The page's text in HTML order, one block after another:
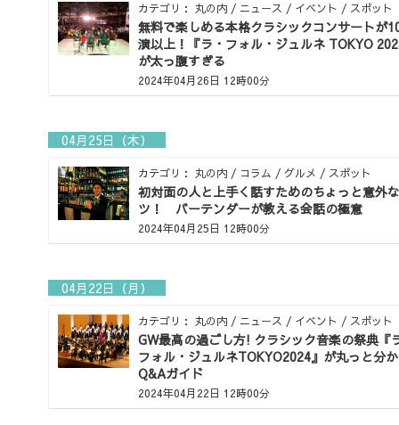
カテゴリ： 丸の内 / ニュース / イベント / スポット
無料で楽しめる本格クラシックコンサートが
演以上！『ラ・フォル・ジュルネ TOKYO
が太っ腹すぎる
2024年04月26日 12時00分
04月25日（木）
カテゴリ： 丸の内 / コラム / グルメ / スポット
初対面の人と上手く話すためのちょっと意外
ツ！ バーテンダーが教える会話の極意
2024年04月25日 12時00分
04月22日（月）
カテゴリ： 丸の内 / ニュース / イベント / スポット
GW最高の過ごし方! クラシック音楽の祭典『
フォル・ジュルネTOKYO2024』が丸っと分
Q&Aガイド
2024年04月22日 12時00分